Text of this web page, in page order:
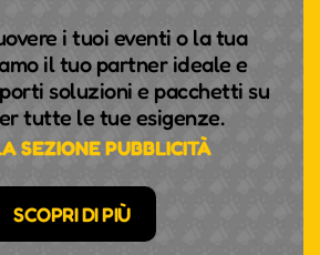
i tuoi eventi o la tua
il tuo partner ideale e
soluzioni e pacchetti su
tutte le tue esigenze.
SEZIONE PUBBLICITÀ
SCOPRI DI PIÙ